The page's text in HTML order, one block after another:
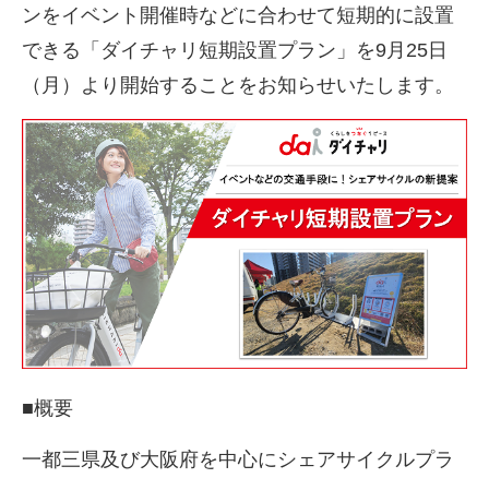
ンをイベント開催時などに合わせて短期的に設置
できる「ダイチャリ短期設置プラン」を9月 25 日
（月）より開始することをお知らせいたします。
■概要
一都三県及び大阪府を中心にシェアサイクルプラ